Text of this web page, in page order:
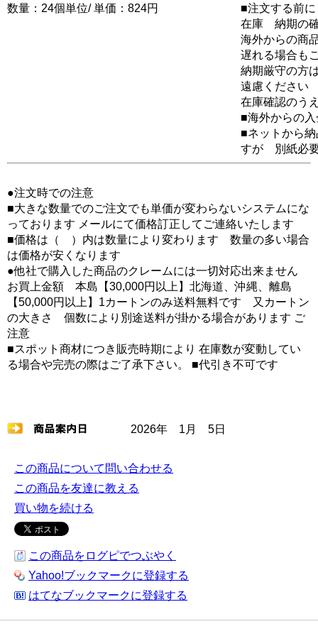
数量：24個単位/ 単価：824円
■注文する前に
在庫 納期の
海外からの商
遅れる場合も
納期厳守の方
遠慮ください
在庫確認のう
■海外からの
■ネットから
すが 別紙必
●注文時での注意
■大きな数量でのご注文でも単価が変わらないシステムにな
っております メールにて価格訂正してご連絡いたします
■価格は（ ）内は数量により変わります 数量の多い場合
は価格が安くなります
●他社で購入した商品のクレームには一切対応出来ません
お買上金額 本島【30,000円以上】北海道、沖縄、離島
【50,000円以上】1カートンのみ送料無料です 又カートン
の大きさ 個数により別途送料が掛かる場合があります ご
注意
■スポット商材につき販売時期により 在庫数が変動してい
る場合や完売の際はご了承下さい。 ■代引き不可です
2026年 1月 5日
この商品について問い合わせる
この商品を友達に教える
買い物を続ける
この商品をログピでつぶやく
Yahoo!ブックマークに登録する
はてなブックマークに登録する